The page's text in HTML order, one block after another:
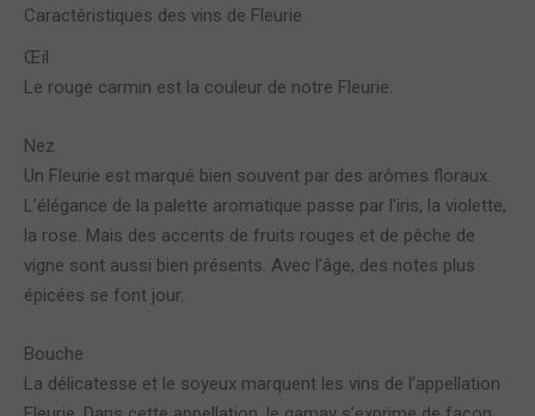
Caractéristiques des vins de Fleurie
Œil
Le rouge carmin est la couleur de notre Fleurie.
Nez
Un Fleurie est marqué bien souvent par des arômes floraux.
L’élégance de la palette aromatique passe par l’iris, la violette,
la rose. Mais des accents de fruits rouges et de pêche de
vigne sont aussi bien présents. Avec l’âge, des notes plus
épicées se font jour.
Bouche
La délicatesse et le soyeux marquent les vins de l’appellation